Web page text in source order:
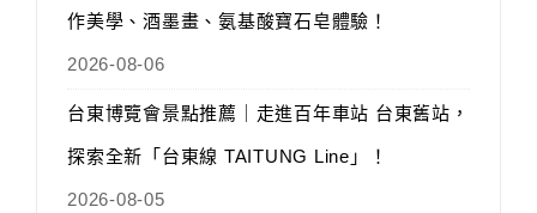
作美學、酒墨畫、氨基酸寶石皂體驗！
2026-08-06
台東博覽會景點推薦｜走進百年車站 台東舊站，
探索全新「台東線 TAITUNG Line」！
2026-08-05